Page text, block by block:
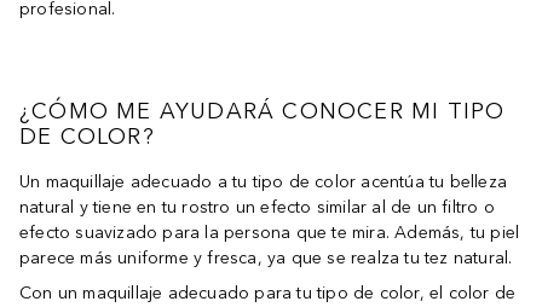
profesional.
¿CÓMO ME AYUDARÁ CONOCER MI TIPO
DE COLOR?
Un maquillaje adecuado a tu tipo de color acentúa tu belleza
natural y tiene en tu rostro un efecto similar al de un filtro o
efecto suavizado para la persona que te mira. Además, tu piel
parece más uniforme y fresca, ya que se realza tu tez natural.
Con un maquillaje adecuado para tu tipo de color, el color de